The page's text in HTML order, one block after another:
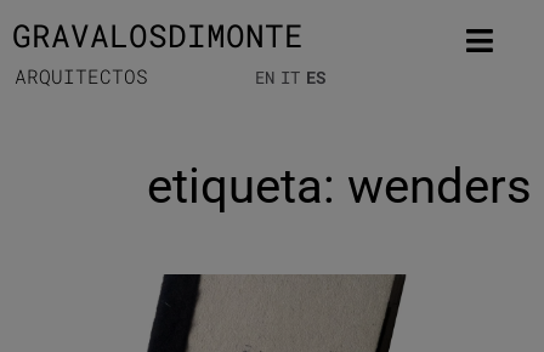
GRAVALOSDIMONTE
ARQUITECTOS EN IT ES
etiqueta: wenders